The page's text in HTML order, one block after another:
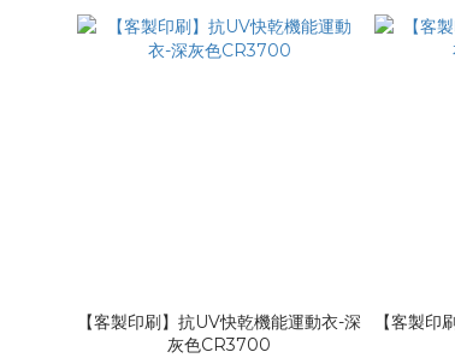
【客製印刷】抗UV快乾機能運動衣-深
灰色CR3700
【客製